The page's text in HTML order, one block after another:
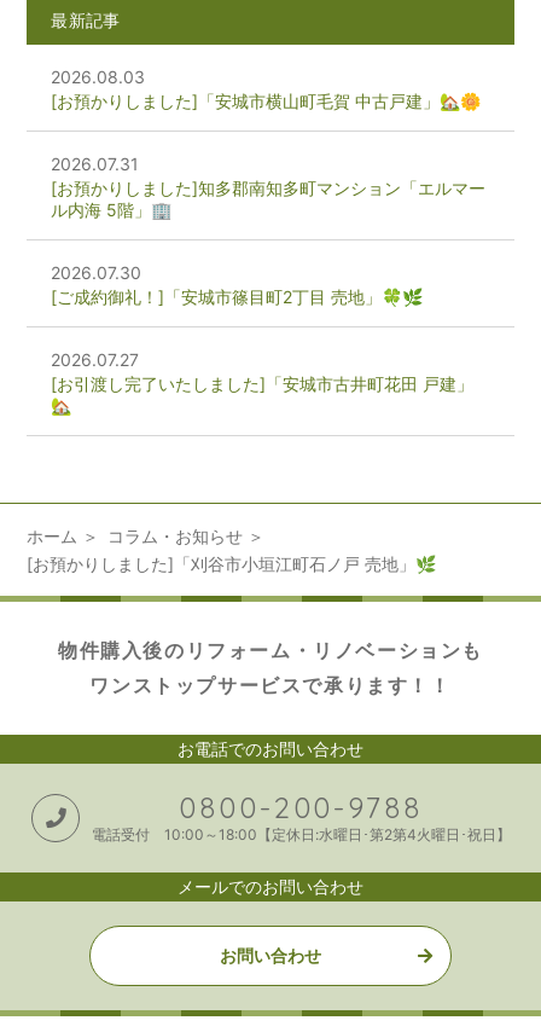
最新記事
2026.08.03
[お預かりしました]「安城市横山町毛賀 中古戸建」🏡🌼
2026.07.31
[お預かりしました]知多郡南知多町マンション「エルマー
ル内海 5階」🏢
2026.07.30
[ご成約御礼！]「安城市篠目町2丁目 売地」🍀🌿
2026.07.27
[お引渡し完了いたしました]「安城市古井町花田 戸建」
🏡
ホーム
コラム・お知らせ
[お預かりしました]「刈谷市小垣江町石ノ戸 売地」🌿
物件購入後のリフォーム・リノベーションも
ワンストップサービスで承ります！！
お電話でのお問い合わせ
0800-200-9788
電話受付 10:00～18:00【定休日:水曜日･第2第4火曜日･祝日】
メールでのお問い合わせ
お問い合わせ